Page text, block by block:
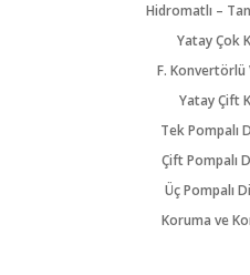
Hidromatlı –
Yatay Çok
F.
Yatay Çift
Tek Pompalı
Çift Pompalı
Üç Pompalı
Koruma ve